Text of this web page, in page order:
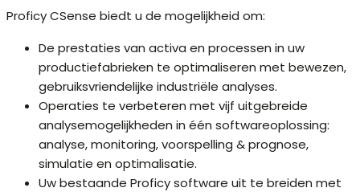
Proficy CSense biedt u de mogelijkheid om:
De prestaties van activa en processen in uw
productiefabrieken te optimaliseren met bewezen,
gebruiksvriendelijke industriële analyses.
Operaties te verbeteren met vijf uitgebreide
analysemogelijkheden in één softwareoplossing:
analyse, monitoring, voorspelling & prognose,
simulatie en optimalisatie.
Uw bestaande Proficy software uit te breiden met